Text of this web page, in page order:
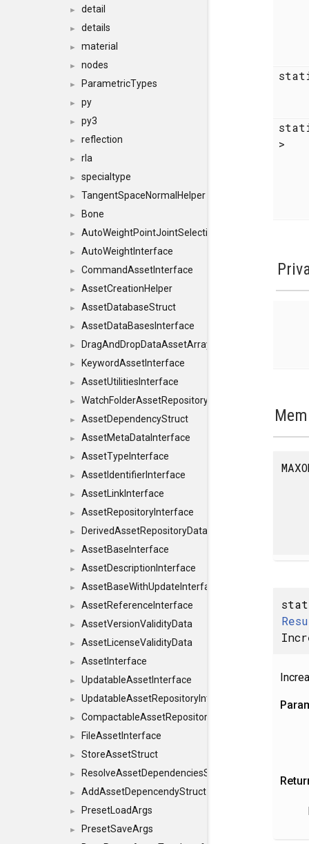
► detail
► details
► material
► nodes
► ParametricTypes
► py
► py3
► reflection
► rla
► specialtype
► TangentSpaceNormalHelper
► Bone
► AutoWeightPointJointSelections
► AutoWeightInterface
► CommandAssetInterface
► AssetCreationHelper
► AssetDatabaseStruct
► AssetDataBasesInterface
► DragAndDropDataAssetArray
► KeywordAssetInterface
► AssetUtilitiesInterface
► WatchFolderAssetRepositoryInterface
► AssetDependencyStruct
► AssetMetaDataInterface
► AssetTypeInterface
► AssetIdentifierInterface
► AssetLinkInterface
► AssetRepositoryInterface
► DerivedAssetRepositoryDataInterface
► AssetBaseInterface
► AssetDescriptionInterface
► AssetBaseWithUpdateInterface
► AssetReferenceInterface
► AssetVersionValidityData
► AssetLicenseValidityData
► AssetInterface
► UpdatableAssetInterface
► UpdatableAssetRepositoryInterface
► CompactableAssetRepositoryInterface
► FileAssetInterface
► StoreAssetStruct
► ResolveAssetDependenciesStruct
► AddAssetDepencendyStruct
► PresetLoadArgs
►
PresetSaveArgs
>